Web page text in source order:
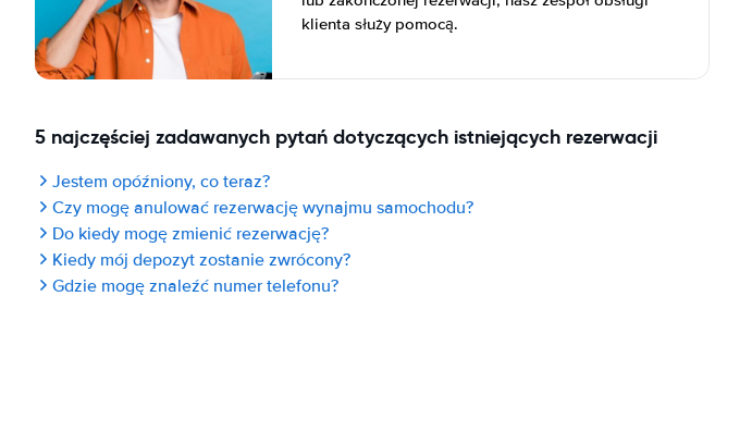
klienta służy pomocą.
5 najczęściej zadawanych pytań dotyczących istniejących rezerwacji
Jestem opóźniony, co teraz?
Czy mogę anulować rezerwację wynajmu samochodu?
Do kiedy mogę zmienić rezerwację?
Kiedy mój depozyt zostanie zwrócony?
Gdzie mogę znaleźć numer telefonu?